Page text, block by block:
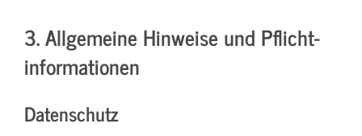
3. Allgemeine Hinweise und Pflicht­
informationen
Datenschutz